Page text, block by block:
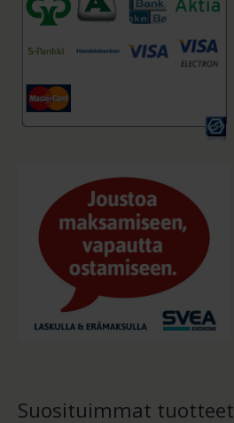
Suosituimmat tuotteet